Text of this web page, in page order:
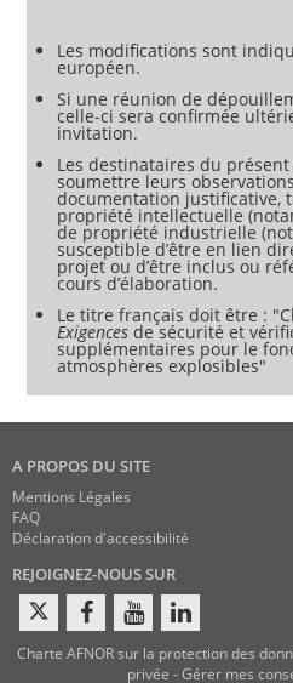
NOTE 2 La relation entre une
ci-après par « catégorie ») et la
(classification de zone) est
(informative).
Le présent document ne
aux chariots du groupe
aux chariots du groupe
aux chariots destinés à être
explosibles constituées de
aux systèmes de protection.
Le présent document ne
destinés à être utilisés en
contenant du sulfure de
carbone (CO) et/ou de l’oxyde
des propriétés spécifiques de
Les exigences techniques
et aux piles à combustibles en
ne sont pas données dans le
Les modifications sont
européen.
Si une réunion de
celle-ci sera confirmée
invitation.
Les destinataires du
soumettre leurs
documentation justificative,
propriété intellectuelle
de propriété industrielle
susceptible d’être en lien
projet ou d’être inclus ou
cours d’élaboration.
Le titre français doit être :
Exigences de sécurité et
supplémentaires pour le
atmosphères explosibles"
A PROPOS DU SITE
Mentions Légales
FAQ
Déclaration d'accessibilité
REJOIGNEZ-NOUS SUR
Charte AFNOR sur la protection des
privée -Gérer mes